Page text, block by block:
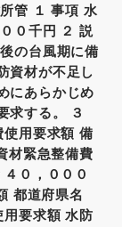
管 １ 事項 水
０千円 ２ 説
の台風期に備
資材が不足し
にあらかじめ
求する。 ３
用要求額 備
材緊急整備費
０，０００
都道府県名
要求額 水防